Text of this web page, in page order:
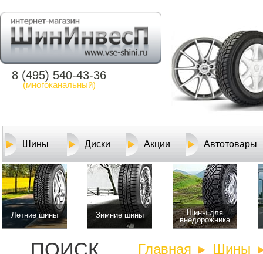
8 (495) 540-43-36
(многоканальный)
Шины Диски Акции Автотовары
Летние шины Зимние шины
Шины для
внедорожника
ПОИСК Главная
Шины